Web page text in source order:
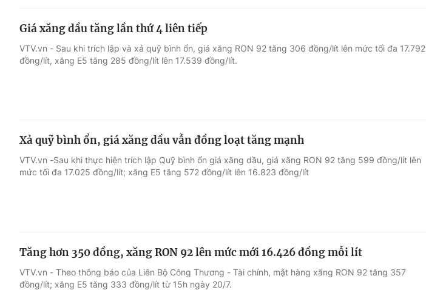
Giá xăng dầu tăng lần thứ 4 liên tiếp
VTV.vn - Sau khi trích lập và xả quỹ bình ổn, giá xăng RON 92 tăng 306 đồng/lít lên mức tối đa 17.792
đồng/lít, xăng E5 tăng 285 đồng/lít lên 17.539 đồng/lít.
Xả quỹ bình ổn, giá xăng dầu vẫn đồng loạt tăng mạnh
VTV.vn -Sau khi thực hiện trích lập Quỹ bình ổn giá xăng dầu, giá xăng RON 92 tăng 599 đồng/lít lên
mức tối đa 17.025 đồng/lít; xăng E5 tăng 572 đồng/lít lên 16.823 đồng/lít
Tăng hơn 350 đồng, xăng RON 92 lên mức mới 16.426 đồng mỗi lít
VTV.vn - Theo thông báo của Liên Bộ Công Thương - Tài chính, mặt hàng xăng RON 92 tăng 357
đồng/lít; xăng E5 tăng 333 đồng/lít từ 15h ngày 20/7.